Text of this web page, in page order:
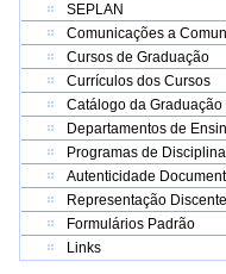
SEPLAN
Comunicações a
Cursos de Graduação
Currículos dos Cursos
Catálogo da Graduação
Departamentos de
Programas de
Autenticidade
Representação Discente
Formulários Padrão
Links